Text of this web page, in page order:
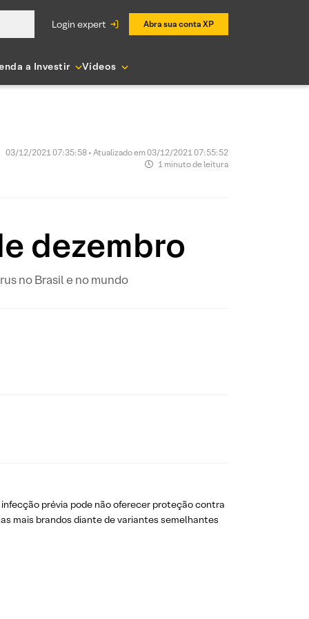
login expert Abra sua conta XP
a Investir Vídeos
03/12/2021 07:35:58 • Atualizado em 03/12/2021 07:55:52
1 minuto de leitura
dezembro
no Brasil e no mundo
prévia pode não oferecer proteção contra
mais brandos diante de variantes semelhantes